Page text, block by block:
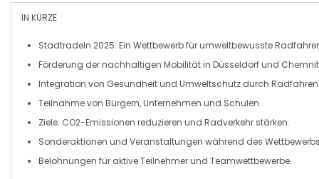
IN KÜRZE
Stadtradeln 2025: Ein Wettbewerb für umweltbewusste
Förderung dernachhaltigen Mobilitätin Düsseldorf und
Integration von Gesundheitund Umweltschutz durch
Teilnahme von Bürgern, Unternehmen und Schulen.
Ziele: CO2-Emissionen reduzieren und Radverkehr stärken.
Sonderaktionen und Veranstaltungen während des
Belohnungen für aktive Teilnehmer und Teamwettbewerbe.